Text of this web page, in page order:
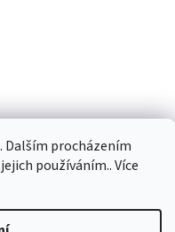
Dalším procházením
používáním.. Více